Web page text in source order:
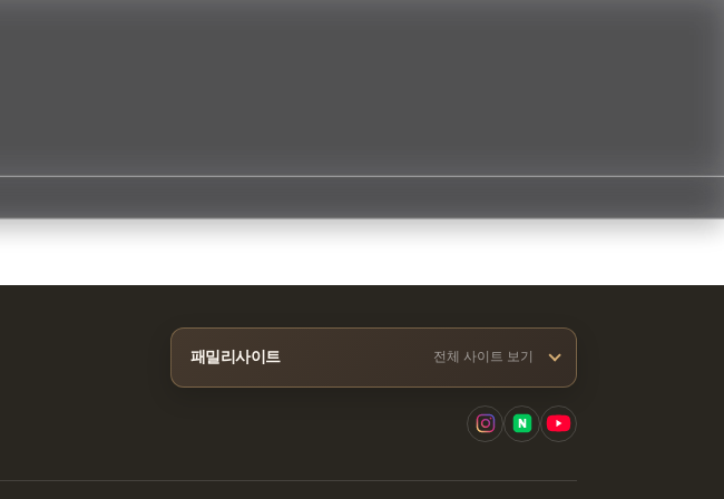
패밀리사이트 전체 사이트 보기